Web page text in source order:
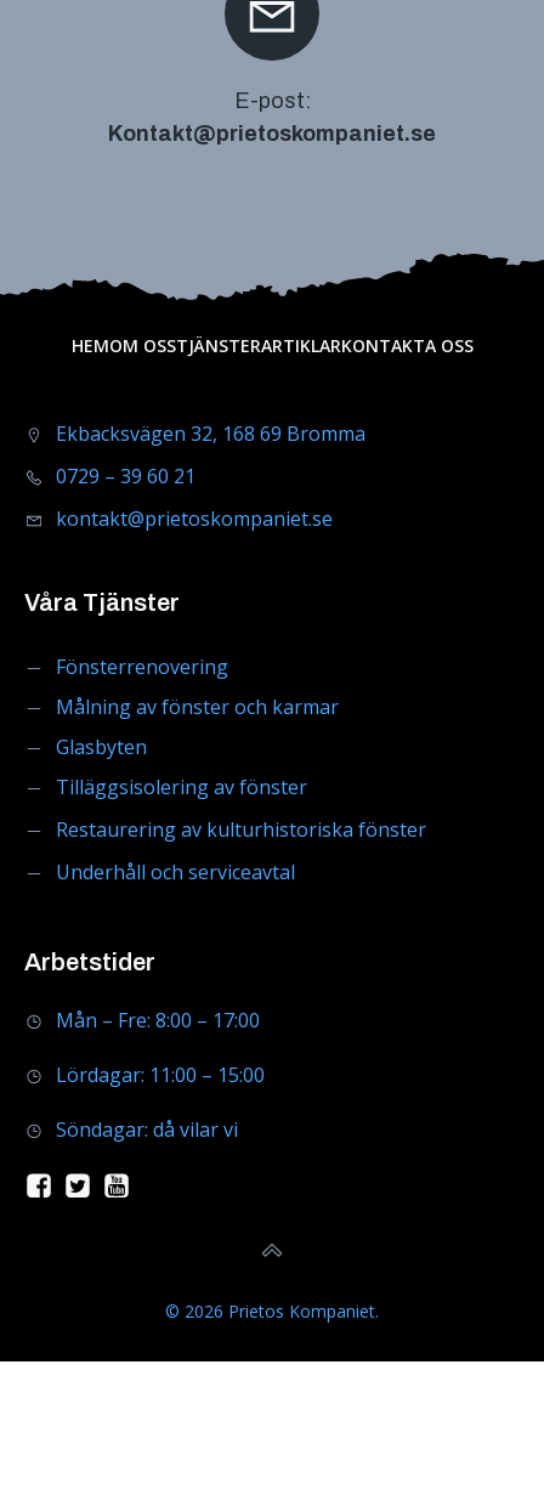
E-post:
Kontakt@prietoskompaniet.se
HEMOM OSSTJÄNSTERARTIKLARKONTAKTA OSS
Ekbacksvägen 32, 168 69 Bromma
0729 – 39 60 21
kontakt@prietoskompaniet.se
Våra Tjänster
Fönsterrenovering
Målning av fönster och karmar
Glasbyten
Tilläggsisolering av fönster
Restaurering av kulturhistoriska fönster
Underhåll och serviceavtal
Arbetstider
Mån – Fre: 8:00 – 17:00
Lördagar: 11:00 – 15:00
Söndagar: då vilar vi
© 2026 Prietos Kompaniet.